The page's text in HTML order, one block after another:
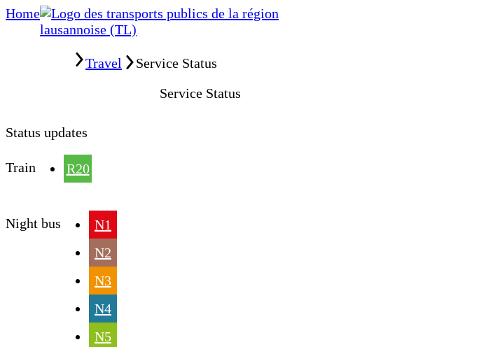
Home
Travel
Service Status
Service Status
Status updates
Train R20
Night bus
N1
N2
N3
N4
N5